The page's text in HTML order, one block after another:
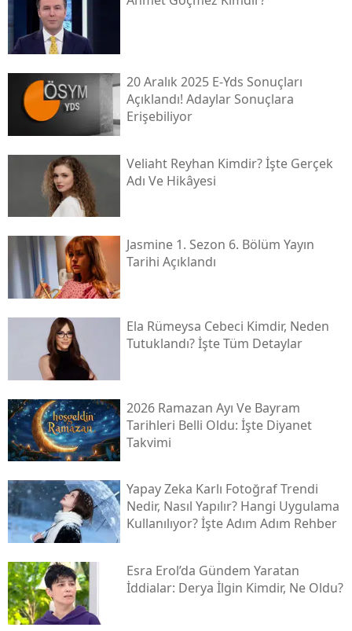
20 Aralık 2025 E-Yds Sonuçları
Açıklandı! Adaylar Sonuçlara
Erişebiliyor
Veliaht Reyhan Kimdir? İşte Gerçek
Adı Ve Hikâyesi
Jasmine 1. Sezon 6. Bölüm Yayın
Tarihi Açıklandı
Ela Rümeysa Cebeci Kimdir, Neden
Tutuklandı? İşte Tüm Detaylar
2026 Ramazan Ayı Ve Bayram
Tarihleri Belli Oldu: İşte Diyanet
Takvimi
Yapay Zeka Karlı Fotoğraf Trendi
Nedir, Nasıl Yapılır? Hangi Uygulama
Kullanılıyor? İşte Adım Adım Rehber
Esra Erol’da Gündem Yaratan
İddialar: Derya İlgin Kimdir, Ne Oldu?